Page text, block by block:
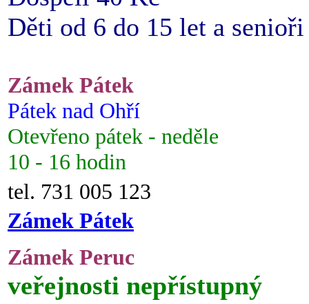
Děti od 6 do 15 let a
Zámek Pátek
Pátek nad Ohří
Otevřeno pátek - neděle
10 - 16 hodin
tel. 731 005 123
Zámek Pátek
Zámek Peruc
veřejnosti nepřístupný